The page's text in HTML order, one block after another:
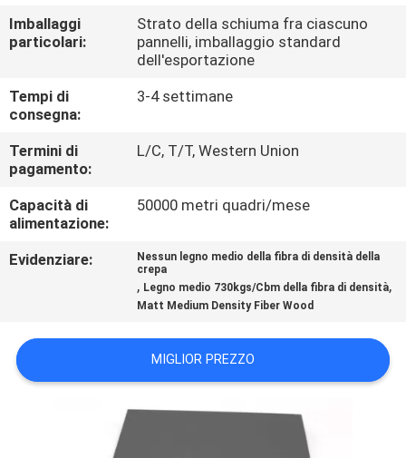
NOTIZIA
RICHIEDA
UNA
CITAZIONE
MAPPA
PRIVACY
Imballaggi
particolari:
Strato della schiuma fra ciascuno
pannelli, imballaggio standard
dell'esportazione
Tempi di
consegna:
3-4 settimane
Termini di
pagamento:
L/C, T/T, Western Union
Capacità di
alimentazione:
50000 metri quadri/mese
Evidenziare:
Nessun legno medio della fibra di densità della
crepa
, Legno medio 730kgs/Cbm della fibra di densità,
Matt Medium Density Fiber Wood
MIGLIOR PREZZO